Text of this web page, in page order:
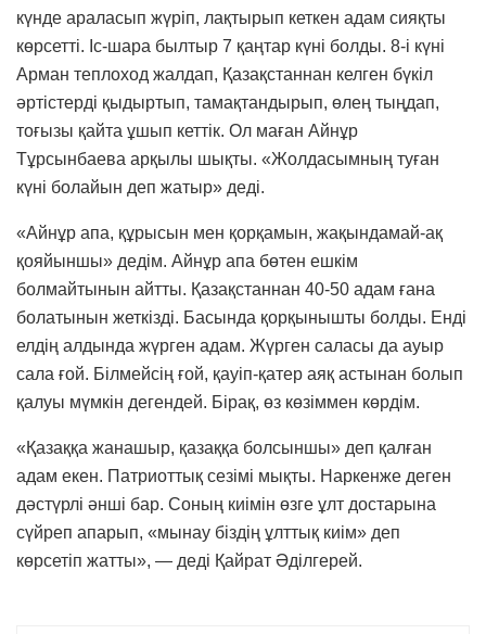
күнде араласып жүріп, лақтырып кеткен адам сияқты
көрсетті. Іс-шара былтыр 7 қаңтар күні болды. 8-і күні
Арман теплоход жалдап, Қазақстаннан келген бүкіл
әртістерді қыдыртып, тамақтандырып, өлең тыңдап,
тоғызы қайта ұшып кеттік. Ол маған Айнұр
Тұрсынбаева арқылы шықты. «Жолдасымның туған
күні болайын деп жатыр» деді.
«Айнұр апа, құрысын мен қорқамын, жақындамай-ақ
қояйыншы» дедім. Айнұр апа бөтен ешкім
болмайтынын айтты. Қазақстаннан 40-50 адам ғана
болатынын жеткізді. Басында қорқынышты болды. Енді
елдің алдында жүрген адам. Жүрген саласы да ауыр
сала ғой. Білмейсің ғой, қауіп-қатер аяқ астынан болып
қалуы мүмкін дегендей. Бірақ, өз көзіммен көрдім.
«Қазаққа жанашыр, қазаққа болсыншы» деп қалған
адам екен. Патриоттық сезімі мықты. Наркенже деген
дәстүрлі әнші бар. Соның киімін өзге ұлт достарына
сүйреп апарып, «мынау біздің ұлттық киім» деп
көрсетіп жатты», — деді Қайрат Әділгерей.